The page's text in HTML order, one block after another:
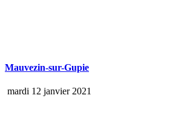
Mauvezin-sur-Gupie
mardi 12 janvier 2021